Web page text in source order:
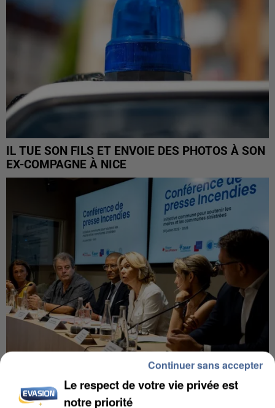
IL TUE SON FILS ET ENVOIE DES PHOTOS À SON
EX-COMPAGNE À NICE
INCENDIES : L’ÎLE-DE-FRANCE LANCE UN ÉLAN
DE SOLIDARITÉ AVEC LES...
Le respect de votre vie privée est
notre priorité
Continuer sans accepter